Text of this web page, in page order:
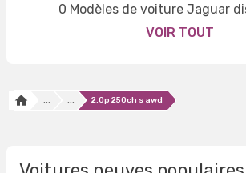
0 Modèles de voiture Jaguar
VOIR TOUT
... ... 2.0p 250ch s awd